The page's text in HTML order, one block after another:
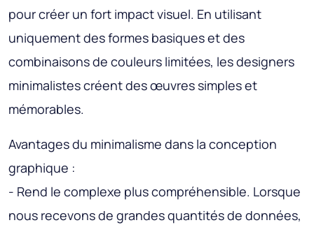
pour créer un fort impact visuel. En utilisant
uniquement des formes basiques et des
combinaisons de couleurs limitées, les designers
minimalistes créent des œuvres simples et
mémorables.
Avantages du minimalisme dans la conception
graphique :
- Rend le complexe plus compréhensible. Lorsque
nous recevons de grandes quantités de données,